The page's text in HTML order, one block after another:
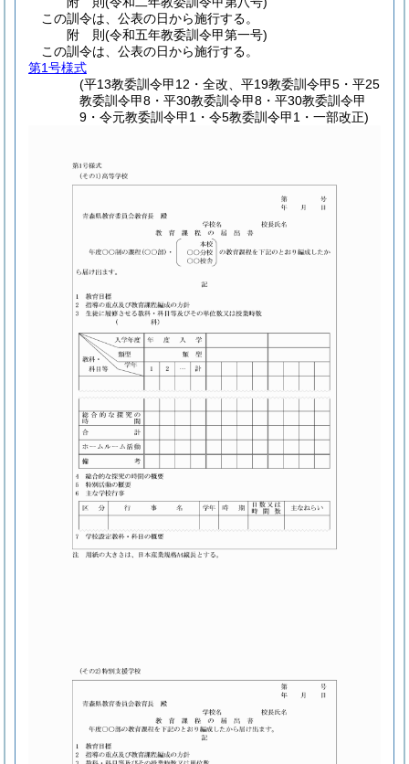
この訓令は、公表の日から施行する。
附 則(令和五年教委訓令甲第一号)
この訓令は、公表の日から施行する。
第1号様式
(平13教委訓令甲12・全改、平19教委訓令甲5・平25
教委訓令甲8・平30教委訓令甲8・平30教委訓令甲
9・令元教委訓令甲1・令5教委訓令甲1・一部改正)